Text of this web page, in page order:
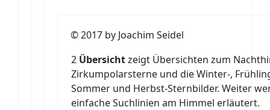
© 2017 by Joachim Seidel
2 Übersichtzeigt Übersichten zum
Zirkumpolarsterne und die Winter-,
Sommer und Herbst-Sternbilder. Weiter
einfache Suchlinien am Himmel erläutert.